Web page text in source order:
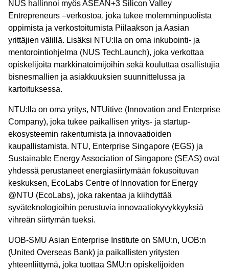
NUS hallinnoi myös ASEAN+3 Silicon Valley
Entrepreneurs –verkostoa, joka tukee molemminpuolista
oppimista ja verkostoitumista Piilaakson ja Aasian
yrittäjien välillä. Lisäksi NTU:lla on oma inkubointi- ja
mentorointiohjelma (NUS TechLaunch), joka verkottaa
opiskelijoita markkinatoimijoihin sekä kouluttaa osallistujia
bisnesmallien ja asiakkuuksien suunnittelussa ja
kartoituksessa.
NTU:lla on oma yritys, NTUitive (Innovation and Enterprise
Company), joka tukee paikallisen yritys- ja startup-
ekosysteemin rakentumista ja innovaatioiden
kaupallistamista. NTU, Enterprise Singapore (EGS) ja
Sustainable Energy Association of Singapore (SEAS) ovat
yhdessä perustaneet energiasiirtymään fokusoituvan
keskuksen, EcoLabs Centre of Innovation for Energy
@NTU (EcoLabs), joka rakentaa ja kiihdyttää
syväteknologioihin perustuvia innovaatiokyvykkyyksiä
vihreän siirtymän tueksi.
UOB-SMU Asian Enterprise Institute on SMU:n, UOB:n
(United Overseas Bank) ja paikallisten yritysten
yhteenliittymä, joka tuottaa SMU:n opiskelijoiden